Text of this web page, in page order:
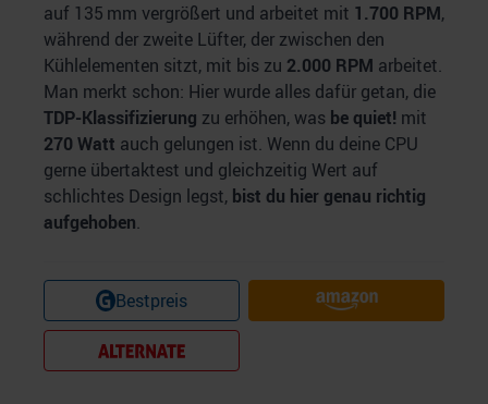
auf 135 mm vergrößert und arbeitet mit 1.700 RPM,
während der zweite Lüfter, der zwischen den
Kühlelementen sitzt, mit bis zu 2.000 RPM arbeitet.
Man merkt schon: Hier wurde alles dafür getan, die
TDP-Klassifizierung zu erhöhen, was be quiet! mit
270 Watt auch gelungen ist. Wenn du deine CPU
gerne übertaktest und gleichzeitig Wert auf
schlichtes Design legst, bist du hier genau richtig
aufgehoben.
Bestpreis